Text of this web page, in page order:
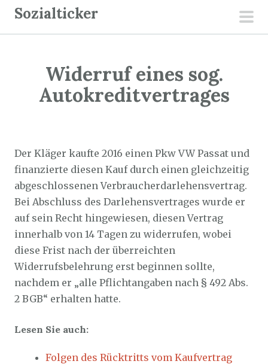
Sozialticker
Widerruf eines sog.
Autokreditvertrages
Der Kläger kaufte 2016 einen Pkw VW Passat und
finanzierte diesen Kauf durch einen gleichzeitig
abgeschlossenen Verbraucherdarlehensvertrag.
Bei Abschluss des Darlehensvertrages wurde er
auf sein Recht hingewiesen, diesen Vertrag
innerhalb von 14 Tagen zu widerrufen, wobei
diese Frist nach der überreichten
Widerrufsbelehrung erst beginnen sollte,
nachdem er „alle Pflichtangaben nach § 492 Abs.
2 BGB“ erhalten hatte.
Lesen Sie auch:
Folgen des Rücktritts vom Kaufvertrag